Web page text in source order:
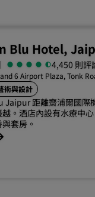
Blu Hotel,
| 4,450 則評
6 Airport Plaza, Tonk
術與設計
Jaipur 距離齋浦爾國際
。酒店內設有水療中
套房。